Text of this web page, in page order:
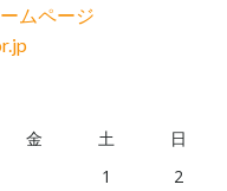
ムページ
金 土
日
1
2